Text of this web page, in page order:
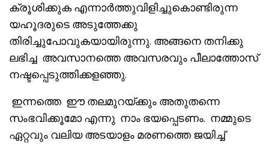
ക്രൂശിക്കുക എന്നാർത്തുവിളിച്ചുകൊണ്ടിരുന്ന
യഹൂദരുടെ അടുത്തേക്കു
തിരിച്ചുപോവുകയായിരുന്നു. അങ്ങനെ തനിക്കു
ലഭിച്ച അവസാനത്തെ അവസരവും പീലാത്തോസ്
നഷ്ടപ്പെടുത്തിക്കളഞ്ഞു.
ഇന്നത്തെ ഈ തലമുറയ്ക്കും അതുതന്നെ
സംഭവിക്കൂമോ എന്നു നാം ഭയപ്പെടണം. നമ്മുടെ
ഏറ്റവും വലിയ അടയാളം മരണത്തെ ജയിച്ച്